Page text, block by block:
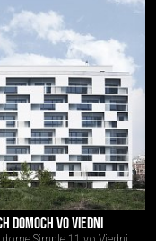
DOMOCH VO VIEDNI